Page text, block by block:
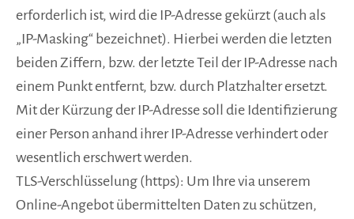
erforderlich ist, wird die IP-Adresse gekürzt (auch als
„IP-Masking“ bezeichnet). Hierbei werden die letzten
beiden Ziffern, bzw. der letzte Teil der IP-Adresse nach
einem Punkt entfernt, bzw. durch Platzhalter ersetzt.
Mit der Kürzung der IP-Adresse soll die Identifizierung
einer Person anhand ihrer IP-Adresse verhindert oder
wesentlich erschwert werden.
TLS-Verschlüsselung (https): Um Ihre via unserem
Online-Angebot übermittelten Daten zu schützen,